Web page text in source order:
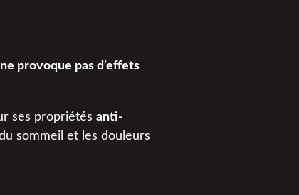
ne provoque pas d’effets
ses propriétés anti-
sommeil et les douleurs